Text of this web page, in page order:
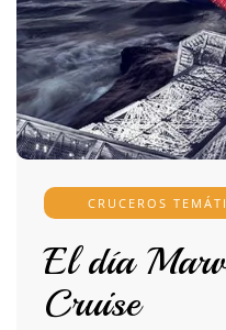
CRUCEROS
El día
Cruise